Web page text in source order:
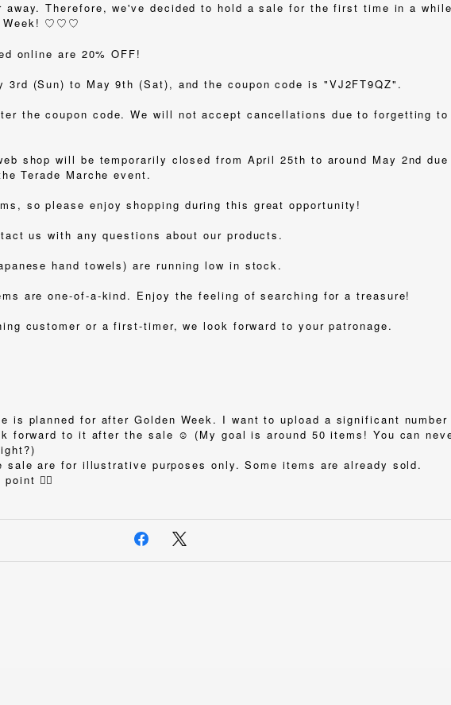
away. Therefore, we've decided to hold a sale for the first time in a
Week! ♡♡♡
online are 20% OFF!
3rd (Sun) to May 9th (Sat), and the coupon code is "VJ2FT9QZ".
the coupon code. We will not accept cancellations due to forgetting to
shop will be temporarily closed from April 25th to around May 2nd due
Terade Marche event.
so please enjoy shopping during this great opportunity!
us with any questions about our products.
hand towels) are running low in stock.
are one-of-a-kind. Enjoy the feeling of searching for a treasure!
customer or a first-timer, we look forward to your patronage.
is planned for after Golden Week. I want to upload a significant number
forward to it after the sale ☺️ (My goal is around 50 items! You can
sale are for illustrative purposes only. Some items are already sold.
point 🙇‍♀️